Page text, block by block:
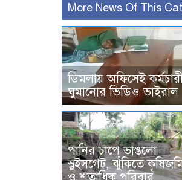
More News Of This
ডিমলায় অফিসেই
ঘুমানোর ভিডিও ভাইরাল
পানির চাপে ভাঙলো
স্লুইসগেট, ঝুঁকিতে